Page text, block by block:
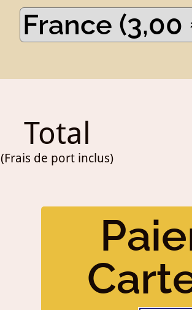
Total
(Frais de port inclus)